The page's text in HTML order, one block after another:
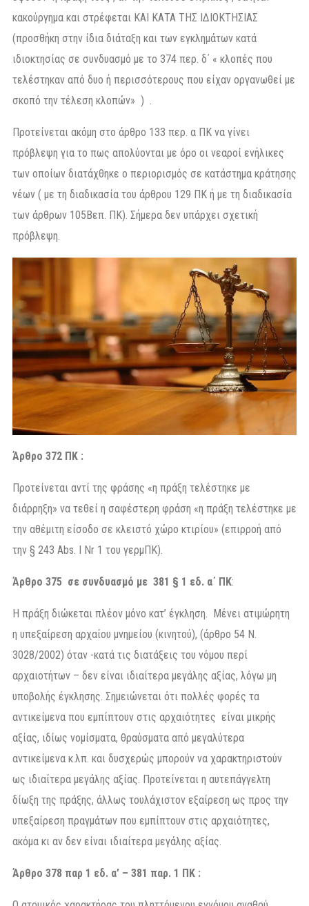
κακούργημα και στρέφεται ΚΑΙ ΚΑΤΑ ΤΗΣ ΙΔΙΟΚΤΗΣΙΑΣ
(προσθήκη στην ίδια διάταξη και των εγκλημάτων κατά
ιδιοκτησίας σε συνδυασμό με το 374 περ. δ΄ « κλοπές που
τελέστηκαν από δυο ή περισσότερους που είχαν οργανωθεί με
σκοπό την τέλεση κλοπών» ) .
Προτείνεται ακόμη στο άρθρο 133 περ. α ΠΚ να γίνει
πρόβλεψη για το πως απολύονται με όρο οι νεαροί ενήλικες
των οποίων διατάχθηκε ο περιορισμός σε κατάστημα κράτησης
νέων ( με τη διαδικασία του άρθρου 129 ΠΚ ή με τη διαδικασία
των άρθρων 105Βεπ. ΠΚ). Σήμερα δεν υπάρχει σχετική
πρόβλεψη.
Άρθρο 372 ΠΚ :
Προτείνεται αντί της φράσης «η πράξη τελέστηκε με
διάρρηξη» να τεθεί η σαφέστερη φράση «η πράξη τελέστηκε με
την αθέμιτη είσοδο σε κλειστό χώρο κτιρίου» (επιρροή από
την § 243 Abs. Ι Nr 1 του γερμΠΚ).
Άρθρο 375 σε συνδυασμό με 381 § 1 εδ. α΄ ΠΚ:
Η πράξη διώκεται πλέον μόνο κατ’ έγκληση. Μένει ατιμώρητη
η υπεξαίρεση αρχαίου μνημείου (κινητού), (άρθρο 54 Ν.
3028/2002) όταν -κατά τις διατάξεις του νόμου περί
αρχαιοτήτων – δεν είναι ιδιαίτερα μεγάλης αξίας, λόγω μη
υποβολής έγκλησης. Σημειώνεται ότι πολλές φορές τα
αντικείμενα που εμπίπτουν στις αρχαιότητες είναι μικρής
αξίας, ιδίως νομίσματα, θραύσματα από μεγαλύτερα
αντικείμενα κ.λπ. και δυσχερώς μπορούν να χαρακτηριστούν
ως ιδιαίτερα μεγάλης αξίας. Προτείνεται η αυτεπάγγελτη
δίωξη της πράξης, άλλως τουλάχιστον εξαίρεση ως προς την
υπεξαίρεση πραγμάτων που εμπίπτουν στις αρχαιότητες,
ακόμα κι αν δεν είναι ιδιαίτερα μεγάλης αξίας.
Άρθρο 378 παρ 1 εδ. α’ – 381 παρ. 1 ΠΚ :